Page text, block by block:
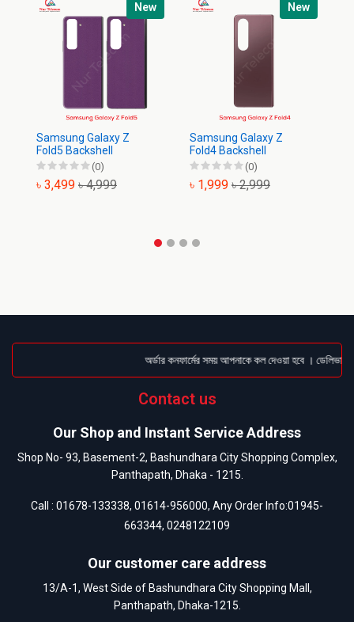
New
Samsung Galaxy Z
Fold5 Backshell
(0)
৳ 3,499 ৳ 4,999
New
Samsung Galaxy Z
Fold4 Backshell
(0)
৳ 1,999 ৳ 2,999
অর্ডার কনফার্মের সময় আপনাকে কল দেওয়া হবে ।
Contact us
Our Shop and Instant Service Address
Shop No- 93, Basement-2, Bashundhara City Shopping Complex,
Panthapath, Dhaka - 1215.
Call : 01678-133338, 01614-956000, Any Order Info:01945-
663344, 0248122109
Our customer care address
13/A-1, West Side of Bashundhara City Shopping Mall,
Panthapath, Dhaka-1215.